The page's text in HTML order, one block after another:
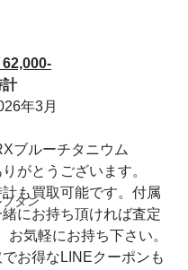
タン
計
年3月
ブルーチタニウム
がとうございます。
も買取可能です。付属
にお持ち頂ければ査定
お気軽にお持ち下さい。
お得なLINEクーポンも